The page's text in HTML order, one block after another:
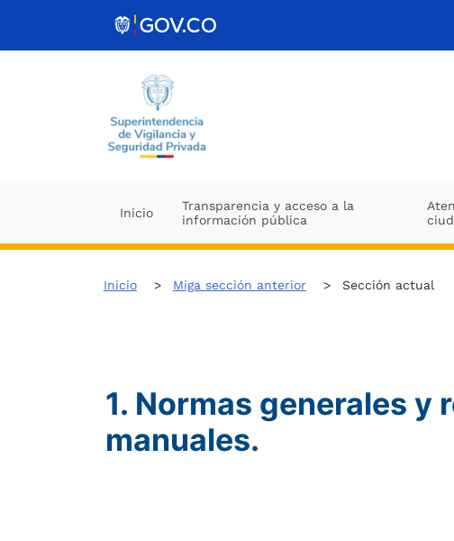
Inicio
Transparencia y acceso a la
información pública
Inicio Miga sección anterior Sección actual
1. Normas generales
manuales.